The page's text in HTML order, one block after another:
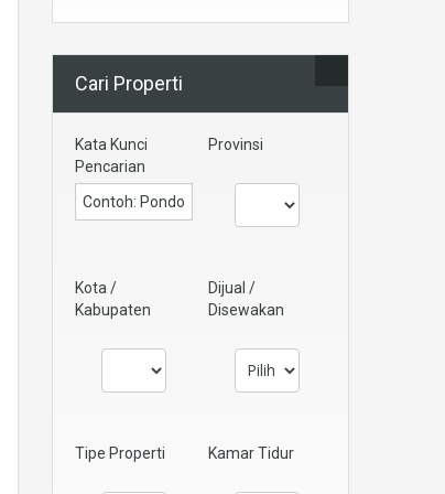
Cari Properti
Kata Kunci
Pencarian
Provinsi
Kota /
Kabupaten
Dijual /
Disewakan
Tipe Properti Kamar Tidur